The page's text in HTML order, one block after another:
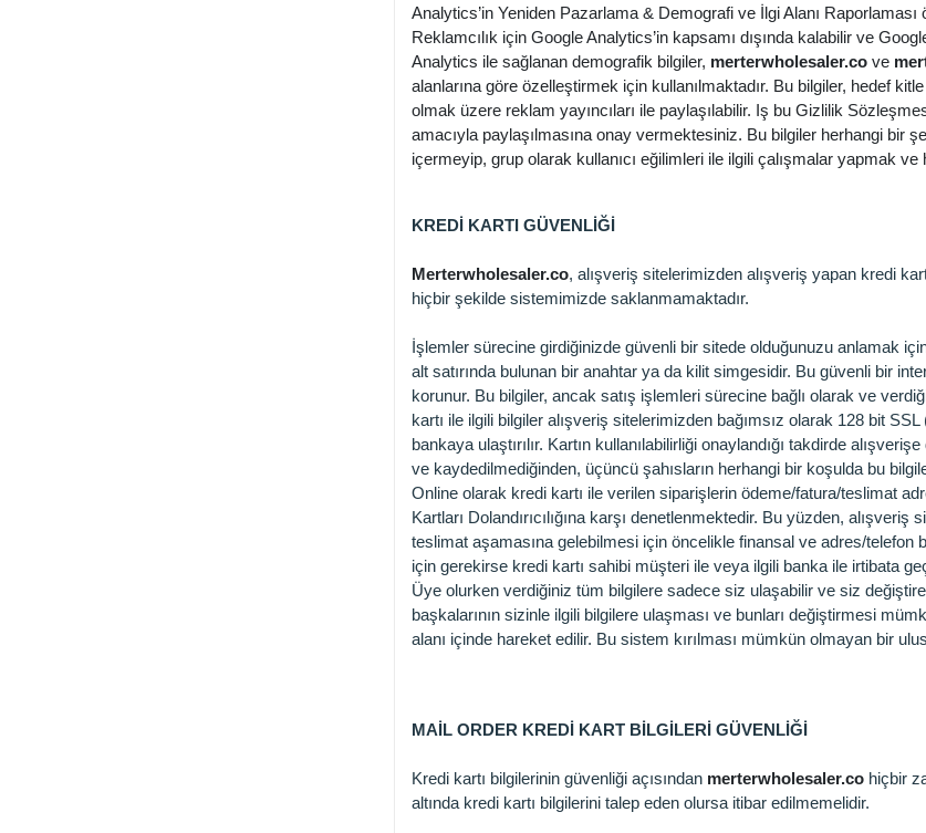
Analytics’in Yeniden Pazarlama & Demografi ve İlgi Alanı
Reklamcılık için Google Analytics’in kapsamı dışında kalabilir ve
Analytics ile sağlanan demografik bilgiler, merterwholesaler.co ve
alanlarına göre özelleştirmek için kullanılmaktadır. Bu bilgiler, hedef
olmak üzere reklam yayıncıları ile paylaşılabilir. Iş bu Gizlilik
amacıyla paylaşılmasına onay vermektesiniz. Bu bilgiler herhangi bir
içermeyip, grup olarak kullanıcı eğilimleri ile ilgili çalışmalar yapmak
KREDİ KARTI GÜVENLİĞİ
Merterwholesaler.co, alışveriş sitelerimizden alışveriş yapan kredi
hiçbir şekilde sistemimizde saklanmamaktadır.
İşlemler sürecine girdiğinizde güvenli bir sitede olduğunuzu anlamak
alt satırında bulunan bir anahtar ya da kilit simgesidir. Bu güvenli bir
korunur. Bu bilgiler, ancak satış işlemleri sürecine bağlı olarak ve
kartı ile ilgili bilgiler alışveriş sitelerimizden bağımsız olarak 128 bit
bankaya ulaştırılır. Kartın kullanılabilirliği onaylandığı takdirde
ve kaydedilmediğinden, üçüncü şahısların herhangi bir koşulda bu
Online olarak kredi kartı ile verilen siparişlerin ödeme/fatura/teslimat
Kartları Dolandırıcılığına karşı denetlenmektedir. Bu yüzden,
teslimat aşamasına gelebilmesi için öncelikle finansal ve adres/telefon
için gerekirse kredi kartı sahibi müşteri ile veya ilgili banka ile irtibata
Üye olurken verdiğiniz tüm bilgilere sadece siz ulaşabilir ve siz
başkalarının sizinle ilgili bilgilere ulaşması ve bunları değiştirmesi
alanı içinde hareket edilir. Bu sistem kırılması mümkün olmayan bir
MAİL ORDER KREDİ KART BİLGİLERİ GÜVENLİĞİ
Kredi kartı bilgilerinin güvenliği açısından merterwholesaler.co hiçbir
altında kredi kartı bilgilerini talep eden olursa itibar edilmemelidir.